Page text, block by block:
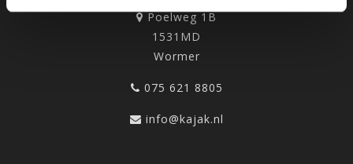
Poelweg 1B
1531MD
Wormer
075 621 8805
info@kajak.nl